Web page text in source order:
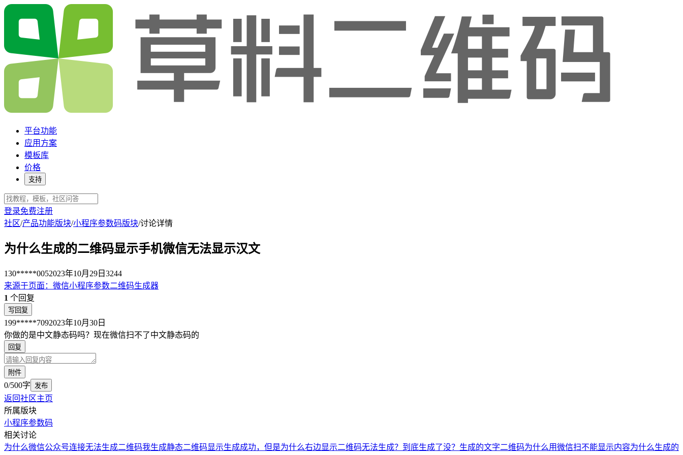
平台功能
应用方案
模板库
价格
支持
登录免费注册
社区/产品功能版块/小程序参数码版块/讨论详情
为什么生成的二维码显示手机微信无法显示汉文
130*****0052023年10月29日 3244
来源于页面 ： 微信小程序参数二维码生成器
1 个回复
写回复
199*****7092023年10月30日
你做的是中文静态码吗？现在微信扫不了中文静态码的
回复
附件
0/500字 发布
返回社区主页
所属版块
小程序参数码
相关讨论
为什么微信公众号连接无法生成二维码我生成静态二维码显示生成成功，但是为什么右边显示二维码无法生成？到底生成了没？ 生成的文字二维码为什么用微信扫不能显示内容为什么生成的